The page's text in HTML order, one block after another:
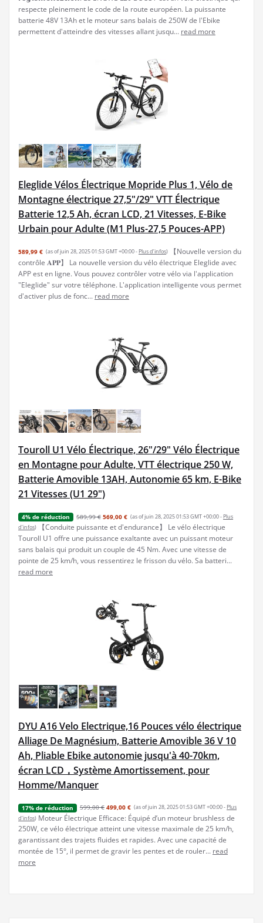
respecte pleinement le code de la route européen. La puissante
batterie 48V 13Ah et le moteur sans balais de 250W de l'Ebike
permettent d'atteindre des vitesses allant jusqu... read more
Eleglide Vélos Électrique Mopride Plus 1, Vélo de
Montagne électrique 27,5"/29" VTT Électrique
Batterie 12,5 Ah, écran LCD, 21 Vitesses, E-Bike
Urbain pour Adulte (M1 Plus-27,5 Pouces-APP)
589,99 € (as of juin 28, 2025 01:53 GMT +00:00 - Plus d’infos)
【Nouvelle version du
contrôle 𝐀𝐏𝐏】 La nouvelle version du vélo électrique Eleglide avec
APP est en ligne. Vous pouvez contrôler votre vélo via l'application
"Eleglide" sur votre téléphone. L'application intelligente vous permet
d'activer plus de fonc... read more
Touroll U1 Vélo Électrique, 26"/29" Vélo Électrique
en Montagne pour Adulte, VTT électrique 250 W,
Batterie Amovible 13AH, Autonomie 65 km, E-Bike
21 Vitesses (U1 29")
4% de réduction 589,99 € 569,00 € (as of juin 28, 2025 01:53 GMT +00:00 - Plus
d’infos)
【Conduite puissante et d'endurance】 Le vélo électrique
Touroll U1 offre une puissance exaltante avec un puissant moteur
sans balais qui produit un couple de 45 Nm. Avec une vitesse de
pointe de 25 km/h, vous ressentirez le frisson du vélo. Sa batteri...
read more
DYU A16 Velo Electrique,16 Pouces vélo électrique
Alliage De Magnésium, Batterie Amovible 36 V 10
Ah, Pliable Ebike autonomie jusqu'à 40-70km,
écran LCD，Système Amortissement, pour
Homme/Manquer
17% de réduction 599,00 € 499,00 € (as of juin 28, 2025 01:53 GMT +00:00 - Plus
d’infos) Moteur Électrique Efficace: Équipé d’un moteur brushless de
250W, ce vélo électrique atteint une vitesse maximale de 25 km/h,
garantissant des trajets fluides et rapides. Avec une capacité de
montée de 15°, il permet de gravir les pentes et de rouler... read
more